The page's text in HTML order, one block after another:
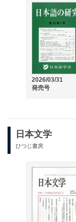
2026/03/31
発売号
日本文学
ひつじ書房